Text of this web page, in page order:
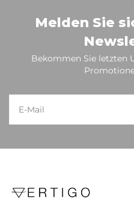
Melden Sie
Bekommen Sie letzten